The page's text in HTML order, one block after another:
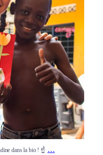
dans la bio ! ☝ …